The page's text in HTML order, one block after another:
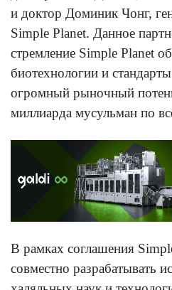
и доктор Доминик Чонг,
Simple Planet. Данное
стремление Simple Planet
биотехнологии и
огромный рыночный
миллиарда мусульман по
В рамках соглашения
совместно разрабатывать